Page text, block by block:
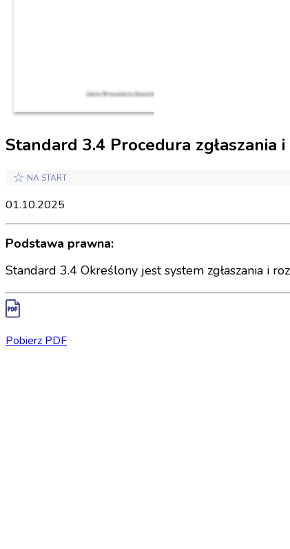
Standard 3.4 Procedura
☆ NA START
01.10.2025
Podstawa prawna:
Standard 3.4 Określony jest system zgłaszania i
Pobierz PDF